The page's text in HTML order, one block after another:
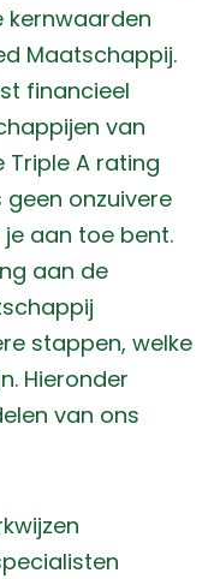
kernwaarden
Maatschappij.
financieel
van
Triple A rating
geen onzuivere
aan toe bent.
aan de
stappen, welke
Hieronder
van ons